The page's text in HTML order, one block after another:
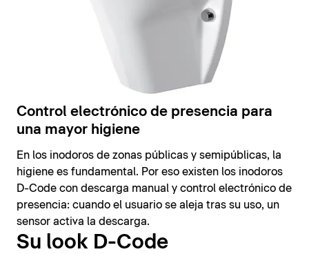
Control electrónico de presencia para
una mayor higiene
En los inodoros de zonas públicas y semipúblicas, la
higiene es fundamental. Por eso existen los inodoros
D-Code con descarga manual y control electrónico de
presencia: cuando el usuario se aleja tras su uso, un
sensor activa la descarga.
Su look D-Code